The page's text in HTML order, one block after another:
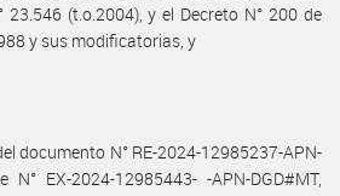
23.546 (t.o.2004), y el Decreto N° 200 de
y sus modificatorias, y
documento N° RE-2024-12985237-APN-
N° EX-2024-12985443- -APN-DGD#MT,